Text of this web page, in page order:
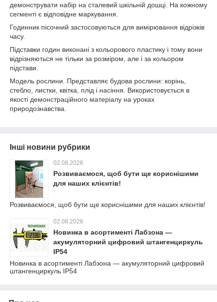
демонструвати набір на сталевий шкільній дошці. На кожному
сегменті є відповідне маркування.
Годинник пісочний застосовуються для вимірювання відрізків
часу.
Підставки годин виконані з кольорового пластику і тому вони
відрізняються не тільки за розміром, але і за кольором
підстави.
Модель рослини. Представляє будова рослини: корінь,
стебло, листки, квітка, плід і насіння. Використовується в
якості демонстраційного матеріалу на уроках
природознавства.
Інші новини рубрики
02.08.2026
Розвиваємося, щоб бути ще кориснішими
для наших клієнтів!
Розвиваємося, щоб бути ще кориснішими для наших клієнтів!
02.08.2026
Новинка в асортименті Лабзона —
акумуляторний цифровий штангенциркуль
IP54
Новинка в асортименті Лабзона — акумуляторний цифровий
штангенциркуль IP54